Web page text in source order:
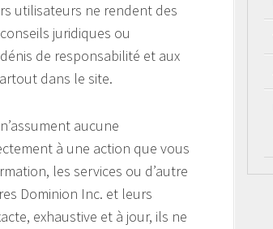
utilisateurs ne rendent des
juridiques ou
de responsabilité et aux
dans le site.
aucune
à une action que vous
les services ou d’autre
Dominion Inc. et leurs
exhaustive et à jour, ils ne